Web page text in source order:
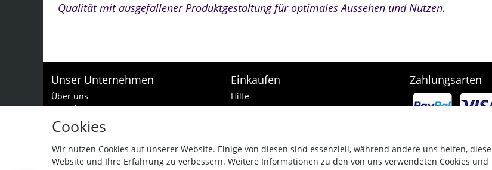
Qualität mit ausgefallener Produktgestaltung für optimales Aussehen und Nutzen.
Unser Unternehmen
Über uns
Kontakt
Batteriehinweis
Impressum
Datenschutzerklärung
AGB und Garantiebedingungen
Einkaufen
Hilfe
Zur Kasse
Widerrufsrecht
Vertrag widerrufen
Zahlungsarten
Cookies
Wir nutzen Cookies auf unserer Website. Einige von diesen sind essenziell, während andere uns helfen, diese
Website und Ihre Erfahrung zu verbessern. Weitere Informationen zu den von uns verwendeten Cookies und